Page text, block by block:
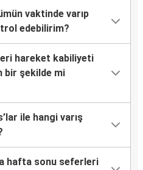
vaktinde varıp
edebilirim?
hareket kabiliyeti
bir şekilde mi
ile hangi varış
hafta sonu seferleri